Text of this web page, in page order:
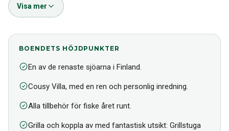
Visa mer
BOENDETS HÖJDPUNKTER
En av de renaste sjöarna i Finland.
Cousy Villa, med en ren och personlig inredning.
Alla tillbehör för fiske året runt.
Grilla och koppla av med fantastisk utsikt: Grillstuga